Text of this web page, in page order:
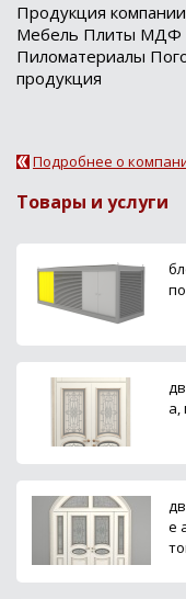
Продукция
Мебель Плиты МДФ
Пиломатериалы
продукция
Подробнее о
Товары и услуги
а,
е